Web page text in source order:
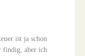
ist ja schon
findig, aber ich